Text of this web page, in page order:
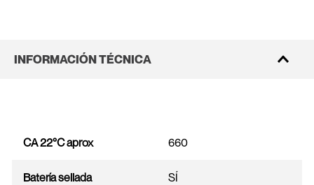
INFORMACIÓN TÉCNICA
CA 22°C aprox 660
Batería sellada SÍ